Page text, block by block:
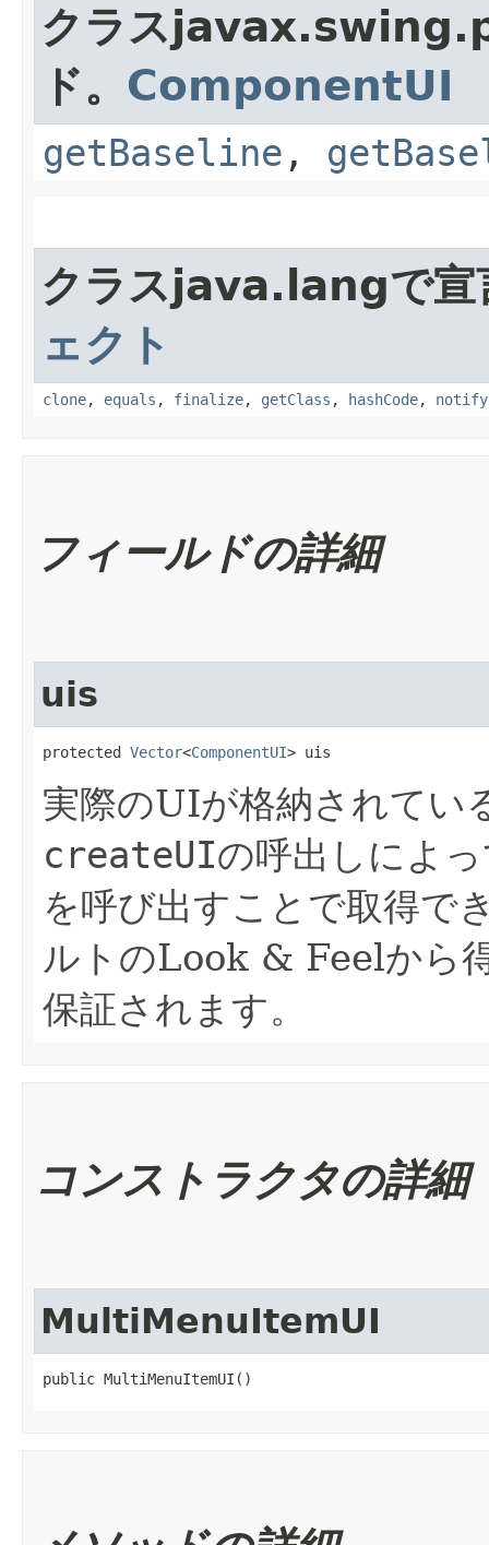
クラス
ド。 ComponentUI
getBaseline ,
クラスjava.langで宣
ェクト
clone, equals , finalize, getClass , hashCode, notify
フィールドの詳細
uis
protected Vector<ComponentUI> uis
実際のUIが格納されてい
createUIの呼出しによ
を呼び出すことで取得で
ルトのLook & Feelから
保証されます。
コンストラクタの詳細
MultiMenuItemUI
public MultiMenuItemUI()